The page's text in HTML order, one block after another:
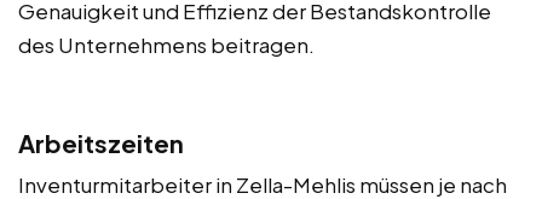
Genauigkeit und Effizienz der Bestandskontrolle
des Unternehmens beitragen.
Arbeitszeiten
Inventurmitarbeiter in Zella-Mehlis müssen je nach